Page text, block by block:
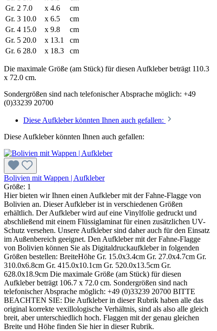
Gr. 2 7.0 x 4.6
cm
Gr. 3 10.0 x 6.5
cm
Gr. 4 15.0 x 9.8
cm
Gr. 5 20.0 x 13.1
cm
Gr. 6 28.0 x 18.3 cm
Die maximale Größe (am Stück) für diesen Aufkleber beträgt 110.3
x 72.0 cm.
Sondergrößen sind nach telefonischer Absprache möglich: +49
(0)33239 20700
Diese Aufkleber könnten Ihnen auch gefallen:
Diese Aufkleber könnten Ihnen auch gefallen:
Bolivien mit Wappen | Aufkleber
Größe: 1
Hier bieten wir Ihnen einen Aufkleber mit der Fahne-Flagge von
Bolivien an. Dieser Aufkleber ist in verschiedenen Größen
erhältlich. Der Aufkleber wird auf eine Vinylfolie gedruckt und
abschließend mit einem Flüssiglaminat für einen zusätzlichen UV-
Schutz versehen. Unsere Aufkleber sind daher auch für den Einsatz
im Außenbereich geeignet. Den Aufkleber mit der Fahne-Flagge
von Bolivien können Sie als Digitaldruckaufkleber in folgenden
Größen bestellen: BreiteHöhe Gr. 15.0x3.4cm Gr. 27.0x4.7cm Gr.
310.0x6.8cm Gr. 415.0x10.1cm Gr. 520.0x13.5cm Gr.
628.0x18.9cm Die maximale Größe (am Stück) für diesen
Aufkleber beträgt 106.7 x 72.0 cm. Sondergrößen sind nach
telefonischer Absprache möglich: +49 (0)33239 20700 BITTE
BEACHTEN SIE: Die Aufkleber in dieser Rubrik haben alle das
original korrekte vexillologische Verhältnis, sind als also alle gleich
breit, aber unterschiedlich hoch. Flaggen mit der genau gleichen
Breite und Höhe finden Sie hier in dieser Rubrik.